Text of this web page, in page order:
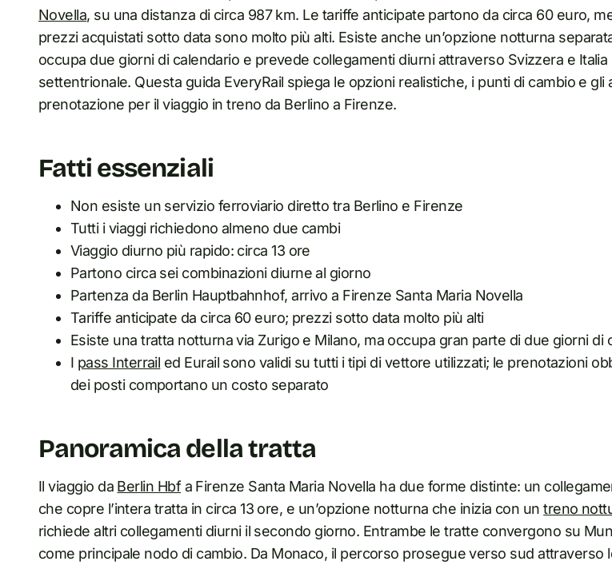
Novella, su una distanza di circa 987 km. Le tariffe anticipate partono da circa 60 euro,
prezzi acquistati sotto data sono molto più alti. Esiste anche un’opzione notturna
occupa due giorni di calendario e prevede collegamenti diurni attraverso Svizzera e Italia
settentrionale. Questa guida EveryRail spiega le opzioni realistiche, i punti di cambio e gli
prenotazione per il viaggio in treno da Berlino a Firenze.
Fatti essenziali
Non esiste un servizio ferroviario diretto tra Berlino e Firenze
Tutti i viaggi richiedono almeno due cambi
Viaggio diurno più rapido: circa 13 ore
Partono circa sei combinazioni diurne al giorno
Partenza da Berlin Hauptbahnhof, arrivo a Firenze Santa Maria Novella
Tariffe anticipate da circa 60 euro; prezzi sotto data molto più alti
Esiste una tratta notturna via Zurigo e Milano, ma occupa gran parte di due giorni di
I pass Interrail ed Eurail sono validi su tutti i tipi di vettore utilizzati; le prenotazioni
dei posti comportano un costo separato
Panoramica della tratta
Il viaggio da Berlin Hbfa Firenze Santa Maria Novella ha due forme distinte: un
che copre l’intera tratta in circa 13 ore, e un’opzione notturna che inizia con untreno
richiede altri collegamenti diurni il secondo giorno. Entrambe le tratte convergono su
come principale nodo di cambio. Da Monaco, il percorso prosegue verso sud attraverso